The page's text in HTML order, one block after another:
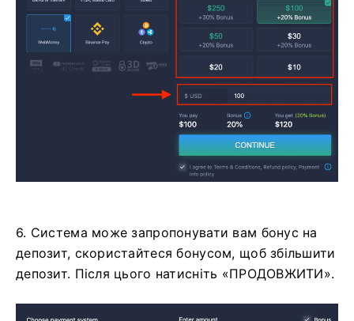
6. Система може запропонувати вам бонус на
депозит, скористайтеся бонусом, щоб збільшити
депозит. Після цього натисніть «ПРОДОВЖИТИ».